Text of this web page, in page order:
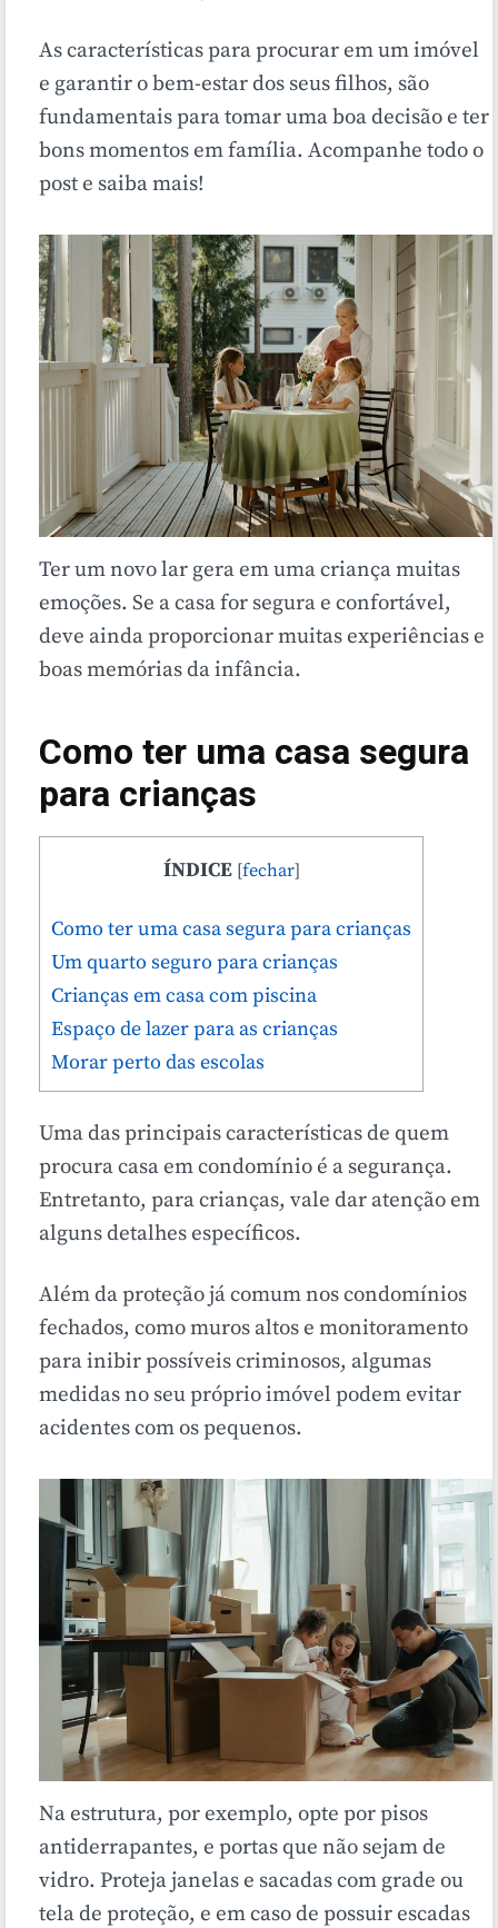
As características para procurar em um imóvel
e garantir o bem-estar dos seus filhos, são
fundamentais para tomar uma boa decisão e ter
bons momentos em família. Acompanhe todo o
post e saiba mais!
Ter um novo lar gera em uma criança muitas
emoções. Se a casa for segura e confortável,
deve ainda proporcionar muitas experiências e
boas memórias da infância.
Como ter uma casa segura
para crianças
ÍNDICE [fechar]
Como ter uma casa segura para crianças
Um quarto seguro para crianças
Crianças em casa com piscina
Espaço de lazer para as crianças
Morar perto das escolas
Uma das principais características de quem
procura casa em condomínio é a segurança.
Entretanto, para crianças, vale dar atenção em
alguns detalhes específicos.
Além da proteção já comum nos condomínios
fechados, como muros altos e monitoramento
para inibir possíveis criminosos, algumas
medidas no seu próprio imóvel podem evitar
acidentes com os pequenos.
Na estrutura, por exemplo, opte por pisos
antiderrapantes, e portas que não sejam de
vidro. Proteja janelas e sacadas com grade ou
tela de proteção, e em caso de possuir escadas